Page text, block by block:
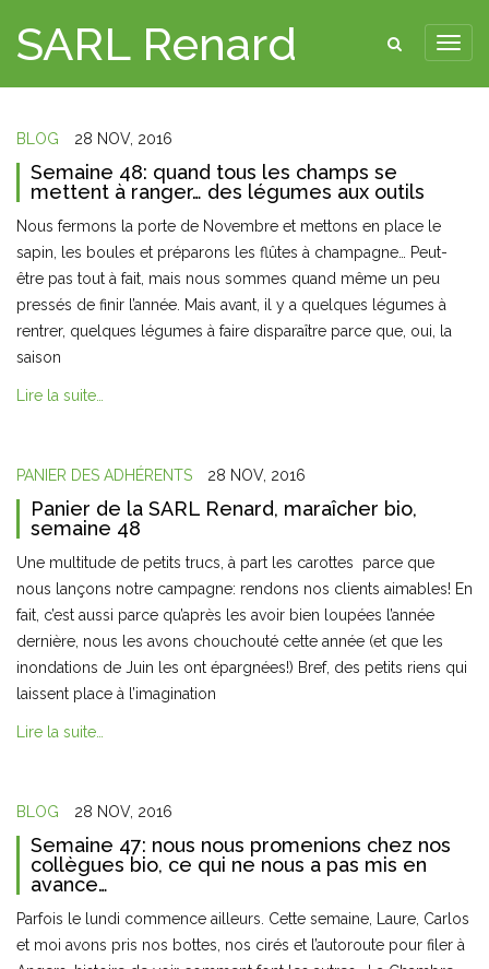
SARL Renard
BLOG 28 NOV, 2016
Semaine 48: quand tous les champs se
mettent à ranger… des légumes aux outils
Nous fermons la porte de Novembre et mettons en place le
sapin, les boules et préparons les flûtes à champagne… Peut-
être pas tout à fait, mais nous sommes quand même un peu
pressés de finir l’année. Mais avant, il y a quelques légumes à
rentrer, quelques légumes à faire disparaître parce que, oui, la
saison
Lire la suite…
PANIER DES ADHÉRENTS 28 NOV, 2016
Panier de la SARL Renard, maraîcher bio,
semaine 48
Une multitude de petits trucs, à part les carottes parce que
nous lançons notre campagne: rendons nos clients aimables! En
fait, c’est aussi parce qu’après les avoir bien loupées l’année
dernière, nous les avons chouchouté cette année (et que les
inondations de Juin les ont épargnées!) Bref, des petits riens qui
laissent place à l’imagination
Lire la suite…
BLOG 28 NOV, 2016
Semaine 47: nous nous promenions chez nos
collègues bio, ce qui ne nous a pas mis en
avance…
Parfois le lundi commence ailleurs. Cette semaine, Laure, Carlos
et moi avons pris nos bottes, nos cirés et l’autoroute pour filer à